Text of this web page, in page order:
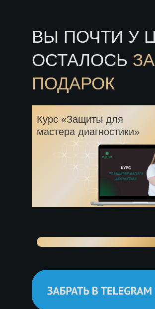
ВЫ ПОЧТИ У
ОСТАЛОСЬ
ПОДАРОК
Курс «Защиты для
мастера диагностики»